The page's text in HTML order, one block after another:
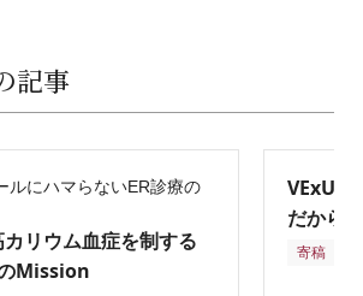
記事
ルにハマらないER診療の
リウム血症を制する
Mission
VExUS
だから
寄稿